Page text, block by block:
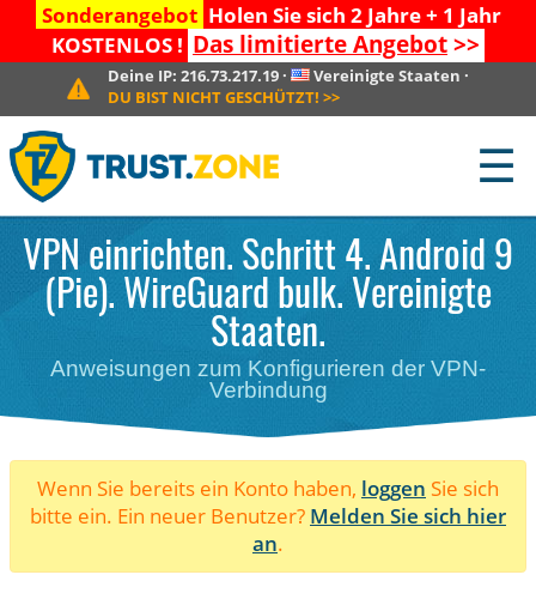
Sonderangebot Holen Sie sich 2 Jahre + 1 Jahr
KOSTENLOS ! Das limitierte Angebot>>
Deine IP:216.73.217.19 · Vereinigte Staaten ·
DU BIST NICHT GESCHÜTZT! >>
☰
VPN einrichten. Schritt 4. Android 9
(Pie). WireGuard bulk. Vereinigte
Staaten.
Anweisungen zum Konfigurieren der VPN-
Verbindung
Wenn Sie bereits ein Konto haben, loggen Sie sich
bitte ein. Ein neuer Benutzer? Melden Sie sich hier
an.